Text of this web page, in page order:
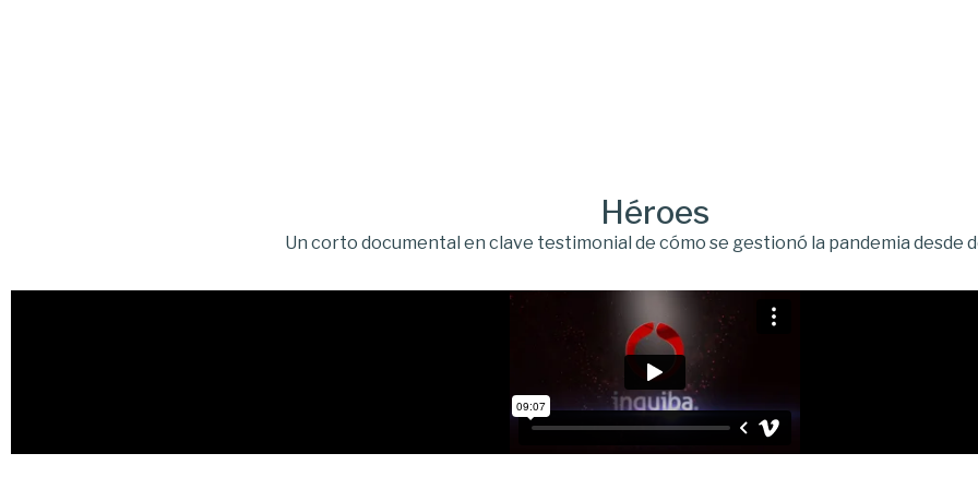
Héroes
Un corto documental en clave testimonial de cómo se gestionó la pandemia desde